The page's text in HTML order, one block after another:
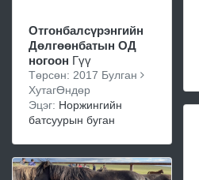
Отгонбалсүрэнгийн
Дөлгөөнбатын ОД
ногоон Гүү
Төрсөн: 2017 Булган
ХутагӨндөр
Эцэг: Норжингийн
батсуурын буган